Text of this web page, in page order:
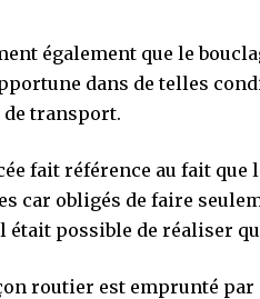
également que le
dans de telles
de transport.
fait référence au fait
car obligés de faire
était possible de réaliser
routier est emprunté